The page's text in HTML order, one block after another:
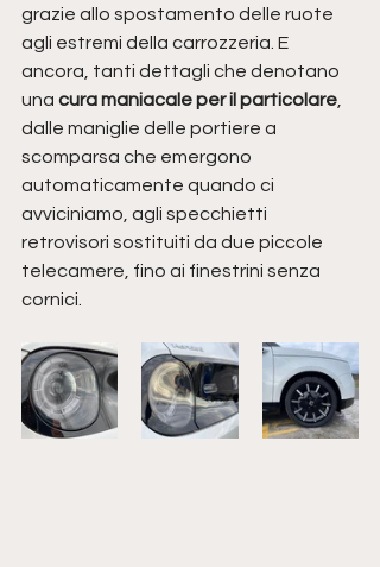
grazie allo spostamento delle ruote
agli estremi della carrozzeria. E
ancora, tanti dettagli che denotano
una cura maniacale per il particolare
dalle maniglie delle portiere a
scomparsa che emergono
automaticamente quando ci
avviciniamo, agli specchietti
retrovisori sostituiti da due piccole
telecamere, fino ai finestrini senza
cornici.